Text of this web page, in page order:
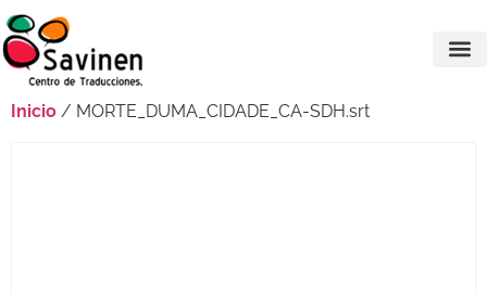
Inicio / MORTE_DUMA_CIDADE_CA-SDH.srt